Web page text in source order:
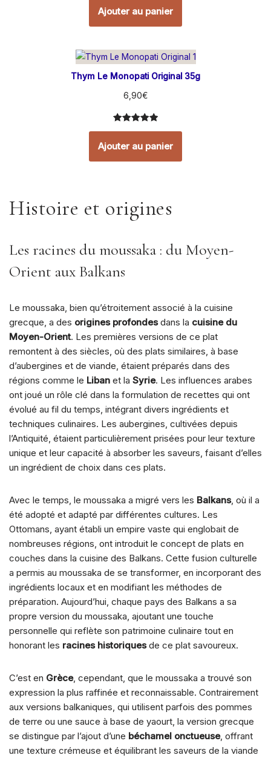
sur 5
client
Ajouter au panier
Thym Le Monopati Original 35g
6,90€
Noté5.00
sur 5
17
Ajouter au panier
Histoire et origines
Les racines du moussaka : du Moyen-
Orient aux Balkans
Le moussaka, bien qu’étroitement associé à la cuisine
grecque, a des origines profondesdans la cuisine du
Moyen-Orient. Les premières versions de ce plat
remontent à des siècles, où des plats similaires, à base
d’aubergines et de viande, étaient préparés dans des
régions comme le Liban et la Syrie. Les influences arabes
ont joué un rôle clé dans la formulation de recettes qui ont
évolué au fil du temps, intégrant divers ingrédients et
techniques culinaires. Les aubergines, cultivées depuis
l’Antiquité, étaient particulièrement prisées pour leur texture
unique et leur capacité à absorber les saveurs, faisant d’elles
un ingrédient de choix dans ces plats.
Avec le temps, le moussaka a migré vers les Balkans, où il a
été adopté et adapté par différentes cultures. Les
Ottomans, ayant établi un empire vaste qui englobait de
nombreuses régions, ont introduit le concept de plats en
couches dans la cuisine des Balkans. Cette fusion culturelle
a permis au moussaka de se transformer, en incorporant des
ingrédients locaux et en modifiant les méthodes de
préparation. Aujourd’hui, chaque pays des Balkans a sa
propre version du moussaka, ajoutant une touche
personnelle qui reflète son patrimoine culinaire tout en
honorant les racines historiquesde ce plat savoureux.
C’est en Grèce, cependant, que le moussaka a trouvé son
expression la plus raffinée et reconnaissable. Contrairement
aux versions balkaniques, qui utilisent parfois des pommes
de terre ou une sauce à base de yaourt, la version grecque
se distingue par l’ajout d’une béchamel onctueuse, offrant
une texture crémeuse et équilibrant les saveurs de la viande